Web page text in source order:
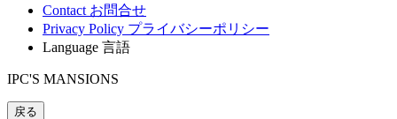
Contact お問合せ
Privacy Policy プライバシーポリシー
Language 言語
IPC'S MANSIONS
戻る